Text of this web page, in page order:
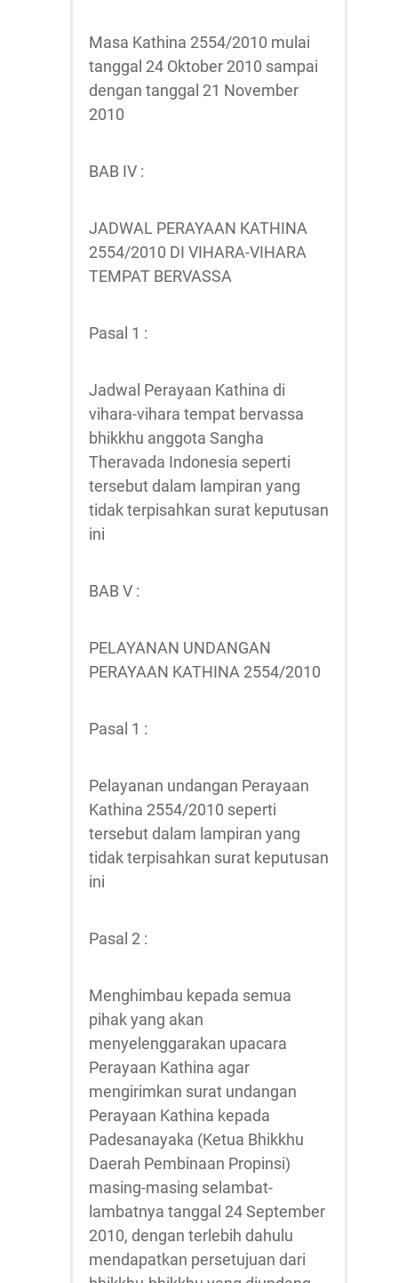
Masa Kathina 2554/2010 mulai
tanggal 24 Oktober 2010 sampai
dengan tanggal 21 November
2010
BAB IV :
JADWAL PERAYAAN KATHINA
2554/2010 DI VIHARA-VIHARA
TEMPAT BERVASSA
Pasal 1 :
Jadwal Perayaan Kathina di
vihara-vihara tempat bervassa
bhikkhu anggota Sangha
Theravada Indonesia seperti
tersebut dalam lampiran yang
tidak terpisahkan surat keputusan
ini
BAB V :
PELAYANAN UNDANGAN
PERAYAAN KATHINA 2554/2010
Pasal 1 :
Pelayanan undangan Perayaan
Kathina 2554/2010 seperti
tersebut dalam lampiran yang
tidak terpisahkan surat keputusan
ini
Pasal 2 :
Menghimbau kepada semua
pihak yang akan
menyelenggarakan upacara
Perayaan Kathina agar
mengirimkan surat undangan
Perayaan Kathina kepada
Padesanayaka (Ketua Bhikkhu
Daerah Pembinaan Propinsi)
masing-masing selambat-
lambatnya tanggal 24 September
2010, dengan terlebih dahulu
mendapatkan persetujuan dari